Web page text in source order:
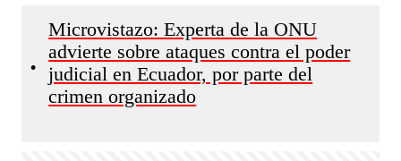
•
Microvistazo: Experta de la ONU
advierte sobre ataques contra el poder
judicial en Ecuador, por parte del
crimen organizado